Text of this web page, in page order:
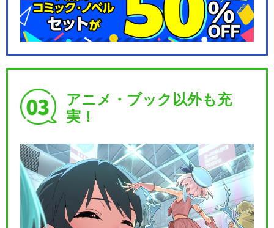
アニメ・ブック以外も充
実！